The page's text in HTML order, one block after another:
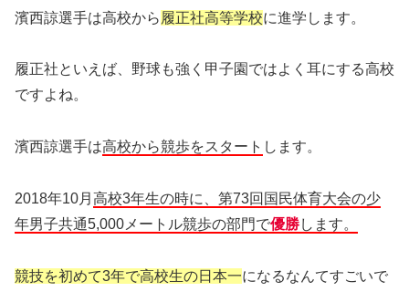
濱西諒選手は高校から 履正社高等学校に進学します。
履正社といえば、野球も強く甲子園ではよく耳にする高校
ですよね。
濱西諒選手は高校から競歩をスタート します。
2018年10月 高校3年生の時に、第73回国民体育大会の少
年男子共通5,000メートル競歩の部門で優勝します。
競技を初めて3年で高校生の日本一になるなんてすごいで